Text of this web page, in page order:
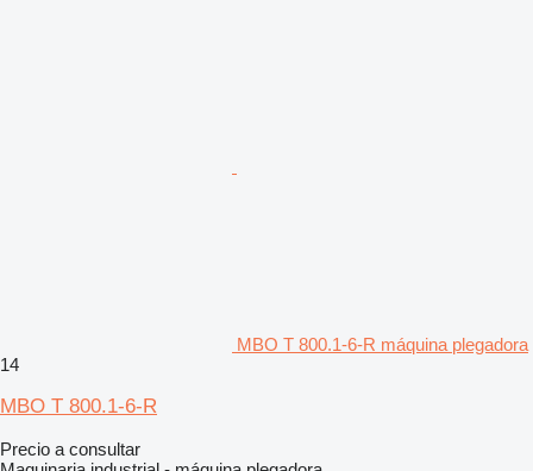
MBO T 800.1-6-R máquina plegadora
14
MBO T 800.1-6-R
Precio a consultar